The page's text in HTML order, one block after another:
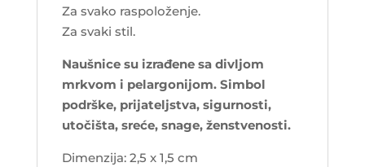
Za svako raspoloženje.
Za svaki stil.
Naušnice su izrađene sa divljom
mrkvom i pelargonijom. Simbol
podrške, prijateljstva, sigurnosti,
utočišta, sreće, snage, ženstvenosti.
Dimenzija: 2,5 x 1,5 cm